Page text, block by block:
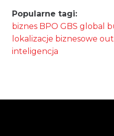
Popularne tagi:
biznes BPO GBS global
lokalizacje biznesowe
inteligencja